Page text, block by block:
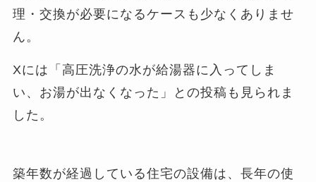
理・交換が必要になるケースも少なくありませ
ん。
Xには「高圧洗浄の水が給湯器に入ってしま
い、お湯が出なくなった」との投稿も見られま
した。
築年数が経過している住宅の設備は、長年の使